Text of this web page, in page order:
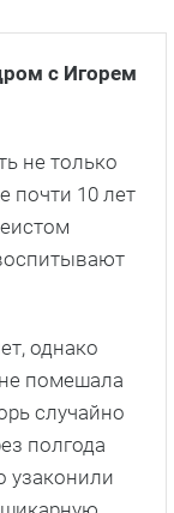
с Игорем
не только
почти 10 лет
однако
помешала
случайно
полгода
узаконили